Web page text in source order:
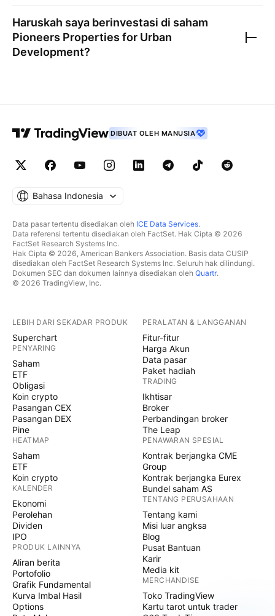
Haruskah saya berinvestasi di saham
Pioneers Properties for Urban
Development?
DIBUAT OLEH MANUSIA
Bahasa Indonesia
Data pasar tertentu disediakan oleh ICE Data Services.
Data referensi tertentu disediakan oleh FactSet. Hak Cipta © 2026
FactSet Research Systems Inc.
Hak Cipta © 2026, American Bankers Association. Basis data CUSIP
disediakan oleh FactSet Research Systems Inc. Seluruh hak dilindungi.
Dokumen SEC dan dokumen lainnya disediakan oleh Quartr.
© 2026 TradingView, Inc.
LEBIH DARI SEKADAR PRODUK
Superchart
PENYARING
Saham
ETF
Obligasi
Koin crypto
Pasangan CEX
Pasangan DEX
Pine
HEATMAP
Saham
ETF
Koin crypto
KALENDER
Ekonomi
Perolehan
Dividen
IPO
PRODUK LAINNYA
Aliran berita
Portofolio
Grafik Fundamental
Kurva Imbal Hasil
Options
PERALATAN & LANGGANAN
Fitur-fitur
Harga Akun
Data pasar
Paket hadiah
TRADING
Ikhtisar
Broker
Perbandingan broker
The Leap
PENAWARAN SPESIAL
Kontrak berjangka CME
Group
Kontrak berjangka Eurex
Bundel saham AS
TENTANG PERUSAHAAN
Tentang kami
Misi luar angksa
Blog
Pusat Bantuan
Karir
Media kit
MERCHANDISE
Toko TradingView
Kartu tarot untuk trader